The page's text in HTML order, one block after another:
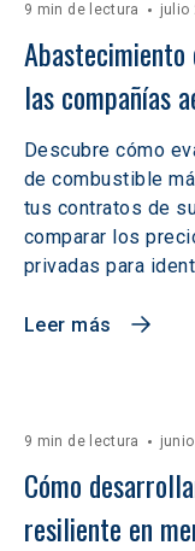
9 min de lectura julio
las compañías
Descubre cómo
de combustible
tus contratos de
comparar los
privadas para
Leer más
9 min de lectura
Cómo
resiliente en